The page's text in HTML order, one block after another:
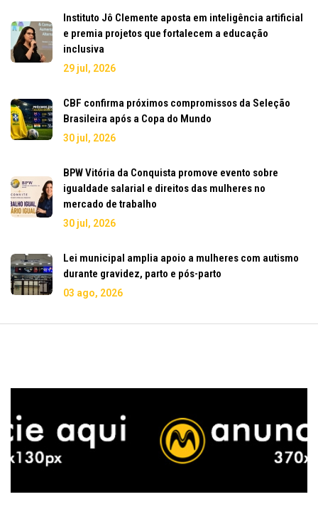
Instituto Jô Clemente aposta em inteligência artificial
e premia projetos que fortalecem a educação
inclusiva
29 jul, 2026
CBF confirma próximos compromissos da Seleção
Brasileira após a Copa do Mundo
30 jul, 2026
BPW Vitória da Conquista promove evento sobre
igualdade salarial e direitos das mulheres no
mercado de trabalho
30 jul, 2026
Lei municipal amplia apoio a mulheres com autismo
durante gravidez, parto e pós-parto
03 ago, 2026